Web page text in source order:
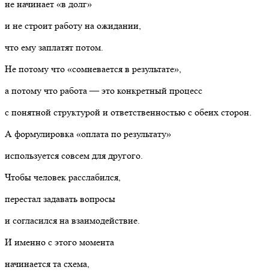
не начинает «в долг»
и не строит работу на ожидании,
что ему заплатят потом.
Не потому что «сомневается в результате»,
а потому что работа — это конкретный процесс
с понятной структурой и ответственностью с обеих сторон.
А формулировка «оплата по результату»
используется совсем для другого.
Чтобы человек расслабился,
перестал задавать вопросы
и согласился на взаимодействие.
И именно с этого момента
начинается та схема,